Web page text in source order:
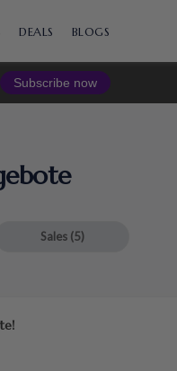
DEALS BLOGS
Subscribe now
Sales (5)